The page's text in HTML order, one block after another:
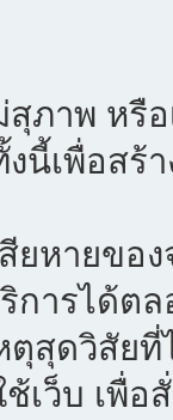
ภาพ หรื
นี้เพื่อสร้
ยหายขอ
ารได้ตล
ตุสุดวิสัย
เว็บ เพื่อ